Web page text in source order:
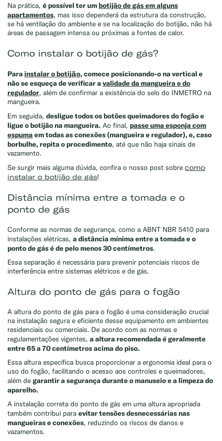
Exemplo: GLP, Liquigás, Copagaz, Gás para Comércio
Na prática, é possível ter umbotijão de gás em alguns
apartamentos, mas isso dependerá da estrutura da construção,
se há ventilação do ambiente e se na localização do botijão, não há
áreas de passagem intensa ou próximas a fontes de calor.
Como instalar o botijão de gás?
Parainstalar o botijão, comece posicionando-o na vertical e
não se esqueça de verificar avalidade da mangueira e do
regulador, além de confirmar a existência do selo do INMETRO na
mangueira.
Em seguida, desligue todos os botões queimadores do fogão e
ligue o botijão na mangueira. Ao final, passe uma esponja com
espumaem todas as conexões (mangueira e regulador), e, caso
borbulhe, repita o procedimento, até que não haja sinais de
vazamento.
Se surgir mais alguma dúvida, confira o nosso post sobre como
instalar o botijão de gás!
Distância mínima entre a tomada e o
ponto de gás
Conforme as normas de segurança, como a ABNT NBR 5410 para
instalações elétricas, a distância mínima entre a tomada e o
ponto de gás é de pelo menos 30 centímetros.
Essa separação é necessária para prevenir potenciais riscos de
interferência entre sistemas elétricos e de gás.
Altura do ponto de gás para o fogão
A altura do ponto de gás para o fogão é uma consideração crucial
na instalação segura e eficiente desse equipamento em ambientes
residenciais ou comerciais. De acordo com as normas e
regulamentações vigentes, a altura recomendada é geralmente
entre 65 a 70 centímetros acima do piso.
Essa altura específica busca proporcionar a ergonomia ideal para o
uso do fogão, facilitando o acesso aos controles e queimadores,
além de garantir a segurança durante o manuseio e a limpeza do
aparelho.
A instalação correta do ponto de gás em uma altura apropriada
também contribui para evitar tensões desnecessárias nas
mangueiras e conexões, reduzindo os riscos de danos e
vazamentos.